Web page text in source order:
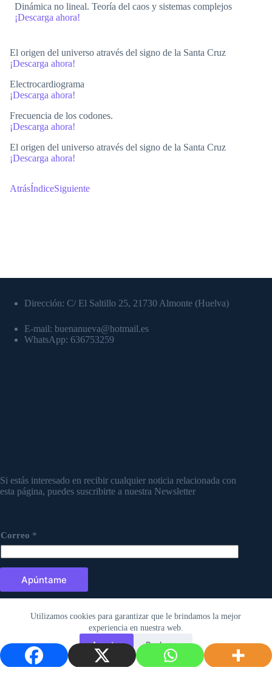
Utilizamos cookies para garantizar que le brindamos la mejor
experiencia en nuestra web.
Aceptar Rechazar
Dinámica no lineal. Teoría del caos y sistemas complejos
¡Descarga ahora!
El origen del universo através del signo de la Santa Cruz
¡Descarga ahora!
Electrocardiograma
¡Descarga ahora!
Frecuencia de los codones.
¡Descarga ahora!
El origen del universo através del signo de la Santa Cruz
¡Descarga ahora!
AtrásÍndiceSiguiente
Dirección: C/ El Saltillo 25, 21730 Almonte (Huelva)
E-mail: buenanueva@hotmail.es
WhatsApp: 636753259
Si estás interesado en recibir cualquier noticia relacionada con
esta página, puedes suscribirte a nuestra Newsletter
Correo *
Apúntame
Copyright © 2026 - Tema para WordPress deCreativeThemes